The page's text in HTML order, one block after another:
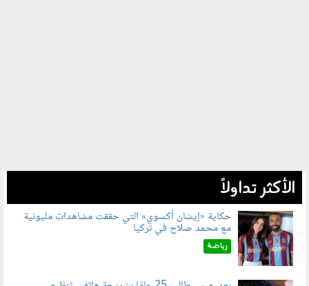
الأكثر تداولاً
080802.jpg
حكاية «إيشان أكسوي» التي حققت مشاهدات مليونية
مع محمد صلاح في تركيا
رياضة